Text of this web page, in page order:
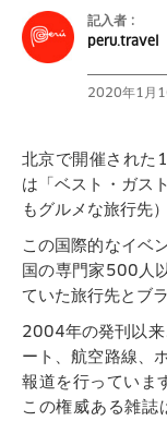
記入者 :
peru.travel
2020年1月
北京で開催された
は「ベスト・ガス
もグルメな旅行先
この国際的なイベ
国の専門家500人
ていた旅行先とブ
2004年の発刊以
ート、航空路線、
報道を行っていま
この権威ある雑誌